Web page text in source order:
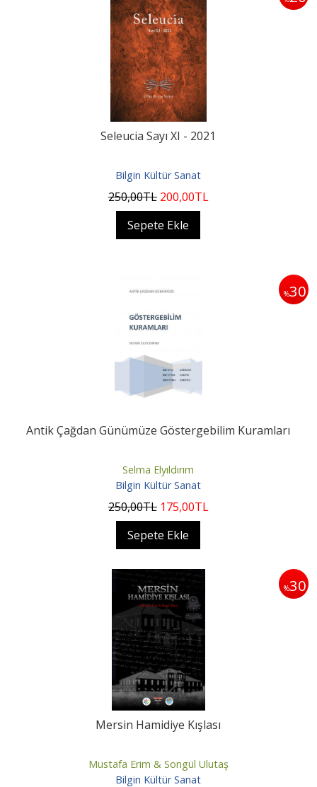
Seleucia Sayı XI - 2021
Bilgin Kültür Sanat
250,00TL 200,00TL
Sepete Ekle
%30
Antik Çağdan Günümüze Göstergebilim Kuramları
Selma Elyıldırım
Bilgin Kültür Sanat
250,00TL 175,00TL
Sepete Ekle
%30
Mersin Hamidiye Kışlası
Mustafa Erim & Songül Ulutaş
Bilgin Kültür Sanat